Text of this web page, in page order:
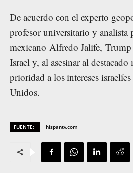
De acuerdo con el experto
profesor universitario y analista
mexicano Alfredo Jalife,
Israel y, al asesinar al
prioridad a los intereses
Unidos.
FUENTE: hispantv.com